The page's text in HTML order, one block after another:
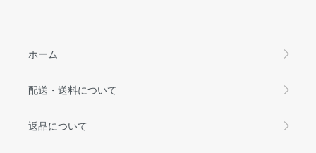
ホーム
配送・送料について
返品について